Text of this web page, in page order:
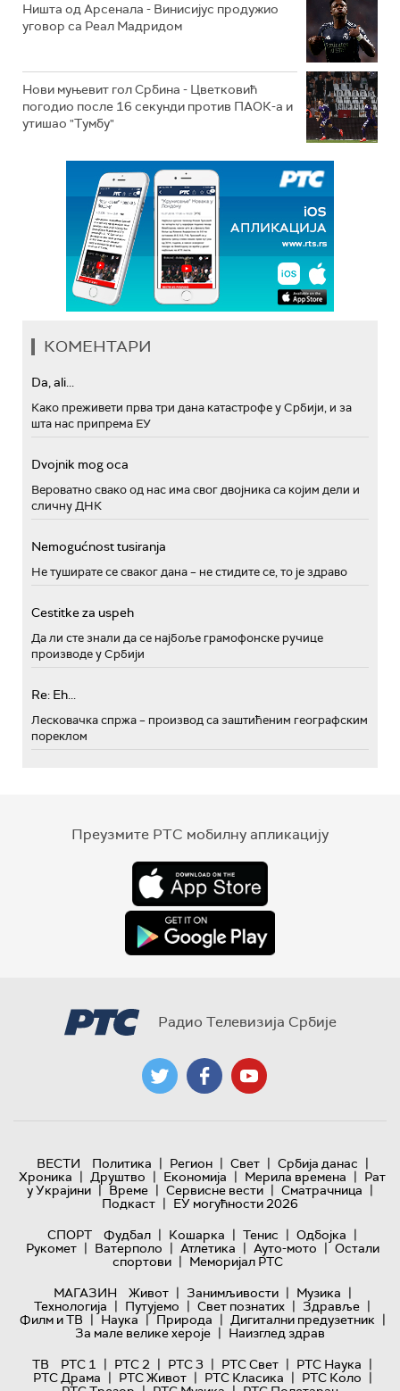
Ништа од Арсенала - Винисијус продужио
уговор са Реал Мадридом
Нови муњевит гол Србина - Цветковић
погодио после 16 секунди против ПАОК-а и
утишао "Тумбу"
КОМЕНТАРИ
Da, ali...
Како преживети прва три дана катастрофе у Србији, и за
шта нас припрема ЕУ
Dvojnik mog oca
Вероватно свако од нас има свог двојника са којим дели и
сличну ДНК
Nemogućnost tusiranja
Не туширате се сваког дана – не стидите се, то је здраво
Cestitke za uspeh
Да ли сте знали да се најбоље грамофонске ручице
производе у Србији
Re: Eh...
Лесковачка спржа – производ са заштићеним географским
пореклом
Преузмите РТС мобилну апликацију
Радио Телевизија Србије
ВЕСТИ Политика | Регион | Свет | Србија данас |
Хроника | Друштво | Економија | Мерила времена | Рат
у Украјини | Време | Сервисне вести | Сматрачница |
Подкаст | ЕУ могућности 2026
СПОРТ
Фудбал | Кошарка | Тенис | Одбојка |
Рукомет | Ватерполо | Атлетика | Ауто-мото | Остали
спортови | Меморијал РТС
МАГАЗИН
Живот | Занимљивости | Музика |
Технологијa | Путујемо | Свет познатих | Здравље |
Филм и ТВ | Наука | Природа | Дигитални предузетник |
За мале велике хероје | Наизглед здрав
ТВ
РТС 1 | РТС 2 | РТС 3 | РТС Свет | РТС Наука |
РТС Драма | РТС Живот | РТС Класика | РТС Коло |